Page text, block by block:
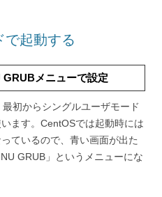
で起動する
メニューで設定
初からシングルユーザモード
ます。CentOSでは起動時には
ているので、青い画面が出た
GRUB」というメニューにな